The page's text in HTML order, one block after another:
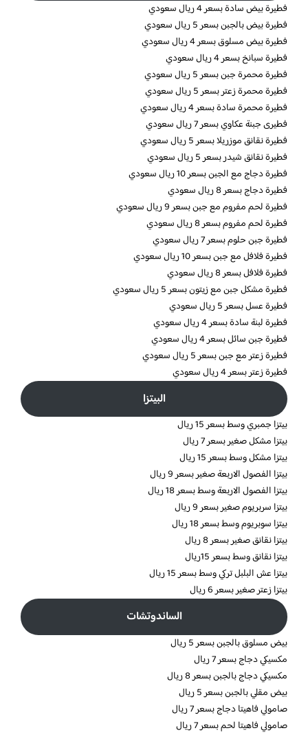
فطيرة بيض سادة بسعر 4 ريال سعودي
فطيرة بيض بالجبن بسعر 5 ريال سعودي
فطيرة بيض مسلوق بسعر 4 ريال سعودي
فطيرة سبانخ بسعر 4 ريال سعودي
فطيرة محمرة جبن بسعر 5 ريال سعودي
فطيرة محمرة زعتر بسعر 5 ريال سعودي
فطيرة محمرة سادة بسعر 4 ريال سعودي
فطيرى جبنة عكاوي بسعر 7 ريال سعودي
فطيرة نقانق موزريلا بسعر 5 ريال سعودي
فطيرة نقانق شيدر بسعر 5 ريال سعودي
فطيرة دجاج مع الجبن بسعر 10 ريال سعودي
فطيرة دجاج بسعر 8 ريال سعودي
فطيرة لحم مفروم مع جبن بسعر 9 ريال سعودي
فطيرة لحم مفروم بسعر 8 ريال سعودي
فطيرة جبن حلوم بسعر 7 ريال سعودي
فطيرة فلافل مع جبن بسعر 10 ريال سعودي
فطيرة فلافل بسعر 8 ريال سعودي
فطيرة مشكل جبن مع زيتون بسعر 5 ريال سعودي
فطيرة عسل بسعر 5 ريال سعودي
فطيرة لبنة سادة بسعر 4 ريال سعودي
فطيرة جبن سائل بسعر 4 ريال سعودي
فطيرة زعتر مع جبن بسعر 5 ريال سعودي
فطيرة زعتر بسعر 4 ريال سعودي
البيتزا
بيتزا جمبري وسط بسعر 15 ريال
بيتزا مشكل صغير بسعر 7 ريال
بيتزا مشكل وسط بسعر 15 ريال
بيتزا الفصول الاربعة صغير بسعر 9 ريال
بيتزا الفصول الاربعة وسط بسعر 18 ريال
بيتزا سربريوم صغير بسعر 9 ريال
بيتزا سوبريوم وسط بسعر 18 ريال
بيتزا نقانق صغير بسعر 8 ريال
بيتزا نقانق وسط بسعر 15ريال
بيتزا عش البلبل تركي وسط بسعر 15 ريال
بيتزا زعتر صغير بسعر 6 ريال
الساندوتشات
بيض مسلوق بالجبن بسعر 5 ريال
مكسيكي دجاج بسعر 7 ريال
مكسيكي دجاج بالجبن بسعر 8 ريال
بيض مقلي بالجبن بسعر 5 ريال
صامولي فاهيتا دجاج بسعر 7 ريال
صامولي فاهيتا لحم بسعر 7 ريال